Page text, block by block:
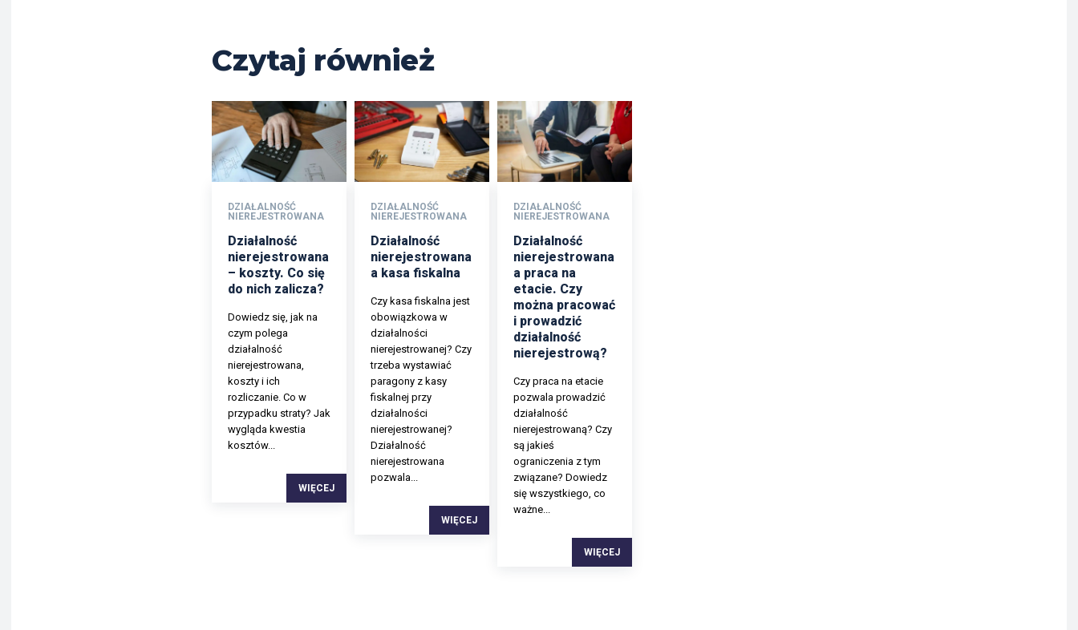
Czytaj również
DZIAŁALNOŚĆ
NIEREJESTROWANA
Działalność
nierejestrowana
– koszty. Co się
do nich zalicza?
Dowiedz się, jak na
czym polega
działalność
nierejestrowana,
koszty i ich
rozliczanie. Co w
przypadku straty? Jak
wygląda kwestia
kosztów...
WIĘCEJ
DZIAŁALNOŚĆ
NIEREJESTROWANA
Działalność
nierejestrowana
a kasa fiskalna
Czy kasa fiskalna jest
obowiązkowa w
działalności
nierejestrowanej? Czy
trzeba wystawiać
paragony z kasy
fiskalnej przy
działalności
nierejestrowanej?
Działalność
nierejestrowana
pozwala...
WIĘCEJ
DZIAŁALNOŚĆ
NIEREJESTROWANA
Działalność
nierejestrowana
a praca na
etacie. Czy
można pracować
i prowadzić
działalność
nierejestrową?
Czy praca na etacie
pozwala prowadzić
działalność
nierejestrowaną? Czy
są jakieś
ograniczenia z tym
związane? Dowiedz
się wszystkiego, co
ważne...
WIĘCEJ